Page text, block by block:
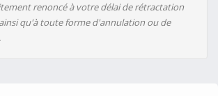
renoncé à votre délai de rétractation
qu'à toute forme d'annulation ou de